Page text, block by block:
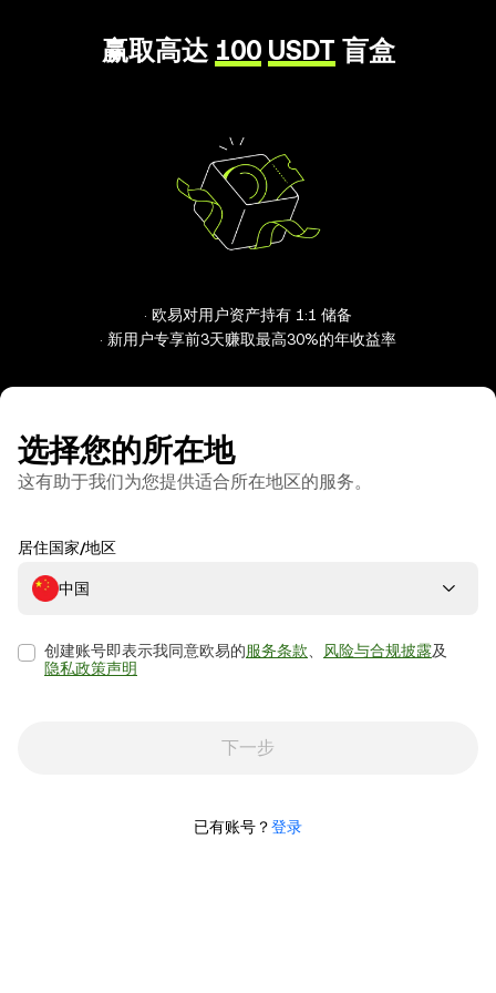
赢取高达 100 USDT 盲盒
· 欧易对用户资产持有 1:1 储备
· 新用户专享前3天赚取最高30%的年收益率
选择您的所在地
这有助于我们为您提供适合所在地区的服务。
居住国家/地区
中国
创建账号即表示我同意欧易的服务条款 风险与合规披露及
隐私政策声明
下一步
已有账号？登录